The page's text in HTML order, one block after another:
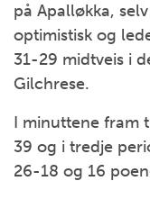
på Apalløkka,
optimistisk og
31-29 midtveis i
Gilchrese.
I minuttene fram
39 og i tredje
26-18 og 16